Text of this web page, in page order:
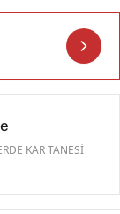
KAR TANESİ